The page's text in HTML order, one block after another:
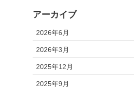
アーカイブ
2026年6月
2026年3月
2025年12月
2025年9月